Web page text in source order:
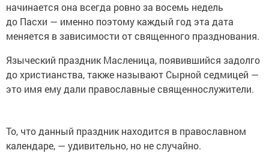
начинается она всегда ровно за восемь недель
до Пасхи — именно поэтому каждый год эта дата
меняется в зависимости от священного празднования.
Языческий праздник Масленица, появившийся задолго
до христианства, также называют Сырной седмицей —
это имя ему дали православные священнослужители.
То, что данный праздник находится в православном
календаре, — удивительно, но не случайно.